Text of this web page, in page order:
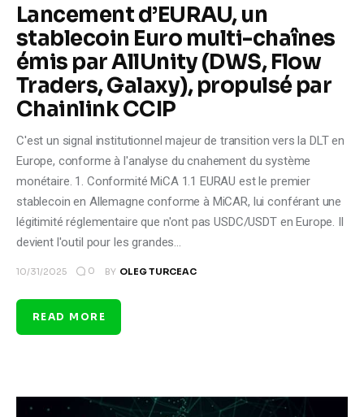
Lancement d’EURAU, un
stablecoin Euro multi-chaînes
émis par AllUnity (DWS, Flow
Traders, Galaxy), propulsé par
Chainlink CCIP
C'est un signal institutionnel majeur de transition vers la DLT en
Europe, conforme à l'analyse du cnahement du système
monétaire. 1. Conformité MiCA 1.1 EURAU est le premier
stablecoin en Allemagne conforme à MiCAR, lui conférant une
légitimité réglementaire que n'ont pas USDC/USDT en Europe. Il
devient l'outil pour les grandes…
10/31/2025 0 BY OLEG TURCEAC
READ MORE